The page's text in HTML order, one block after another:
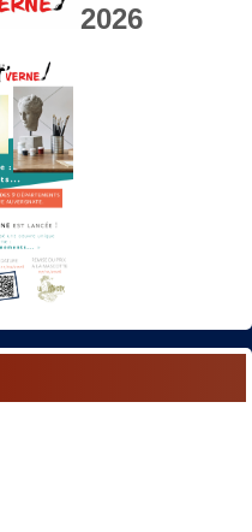
2026